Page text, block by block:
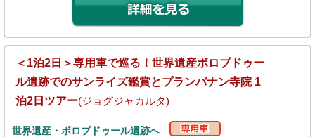
＜1泊2日＞専用車で巡る！世界遺産ボロブドゥー
ル遺跡でのサンライズ鑑賞とプランバナン寺院 1
泊2日ツアー(ジョグジャカルタ)
世界遺産・ボロブドゥール遺跡へ